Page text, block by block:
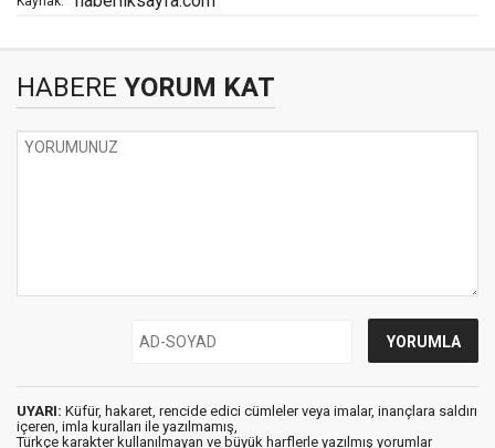
HABERE YORUM KAT
UYARI: Küfür, hakaret, rencide edici cümleler veya imalar, inançlara saldırı
içeren, imla kuralları ile yazılmamış,
Türkçe karakter kullanılmayan ve büyük harflerle yazılmış yorumlar